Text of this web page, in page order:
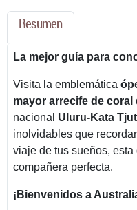
Resumen
La mejor guía para
Visita la emblemática
mayor arrecife de coral
nacional Uluru-Kata
inolvidables que
viaje de tus sueños,
compañera perfecta.
¡Bienvenidos a